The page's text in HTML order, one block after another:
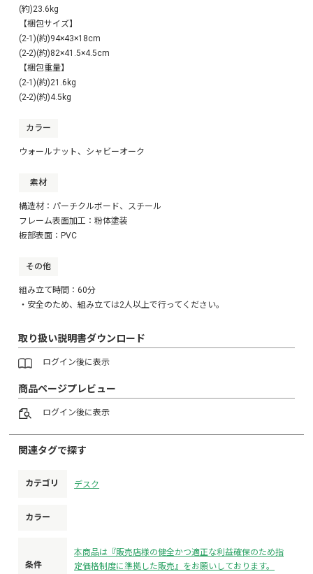
(約)23.6kg
【梱包サイズ】
(2-1)(約)94×43×18cm
(2-2)(約)82×41.5×4.5cm
【梱包重量】
(2-1)(約)21.6kg
(2-2)(約)4.5kg
カラー
ウォールナット、シャビーオーク
素材
構造材：パーチクルボード、スチール
フレーム表面加工：粉体塗装
板部表面：PVC
その他
組み立て時間：60分
・安全のため、組み立ては2人以上で行ってください。
取り扱い説明書ダウンロード
ログイン後に表示
商品ページプレビュー
ログイン後に表示
関連タグで探す
カテゴリ デスク
カラー
条件
本商品は『販売店様の健全かつ適正な利益確保のため指
定価格制度に準拠した販売』をお願いしております。